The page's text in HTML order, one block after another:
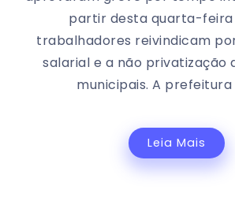
partir desta quarta-feira
trabalhadores reivindicam
salarial e a não privatização
municipais. A prefeitura
Leia Mais